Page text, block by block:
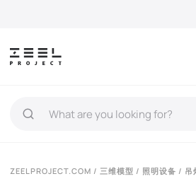
ZEELPROJECT.COM / 三维模型 / 照明设备 / 吊